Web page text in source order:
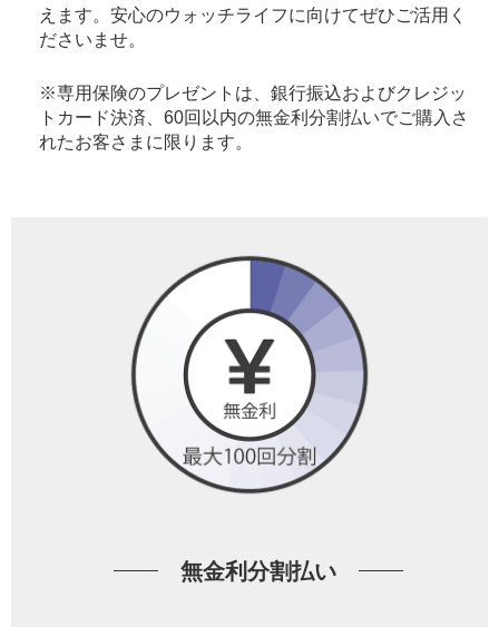
えます。安心のウォッチライフに向けてぜひご活用く
ださいませ。
※専用保険のプレゼントは、銀行振込およびクレジッ
トカード決済、60回以内の無金利分割払いでご購入さ
れたお客さまに限ります。
無金利分割払い